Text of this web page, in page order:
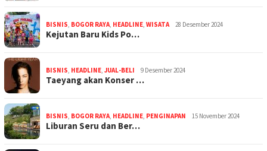
BISNIS, BOGOR RAYA, HEADLINE, WISATA 28 Desember 2024
Kejutan Baru Kids Po…
BISNIS, HEADLINE, JUAL-BELI 9 Desember 2024
Taeyang akan Konser …
BISNIS, BOGOR RAYA, HEADLINE, PENGINAPAN 15 November 2024
Liburan Seru dan Ber…